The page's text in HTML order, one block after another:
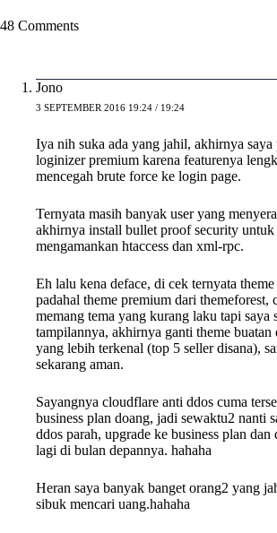
48 Comments
Jono
3 SEPTEMBER 2016 19:24 / 19:24
Iya nih suka ada yang jahil, akhirnya
loginizer premium karena featurenya
mencegah brute force ke login page.
Ternyata masih banyak user yang
akhirnya install bullet proof security untuk
mengamankan htaccess dan xml-rpc.
Eh lalu kena deface, di cek ternyata theme
padahal theme premium dari themeforest,
memang tema yang kurang laku tapi saya
tampilannya, akhirnya ganti theme buatan
yang lebih terkenal (top 5 seller disana),
sekarang aman.
Sayangnya cloudflare anti ddos cuma
business plan doang, jadi sewaktu2 nanti
ddos parah, upgrade ke business plan dan
lagi di bulan depannya. hahaha
Heran saya banyak banget orang2 yang
sibuk mencari uang.hahaha